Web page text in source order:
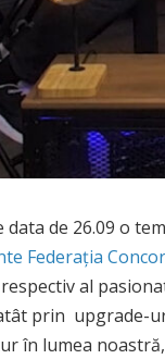
data de 26.09 o
Federația
al
prin upgrade-
în lumea